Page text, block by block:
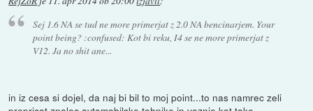
Sej 1.6 NA se tud ne more primerjat z 2.0 NA bencinarjem. Your
point being? :confused: Kot bi reku, I4 se ne more primerjat z
V12. Ja no shit ane...
in iz cesa si dojel, da naj bi bil to moj point...to nas namrec zeli